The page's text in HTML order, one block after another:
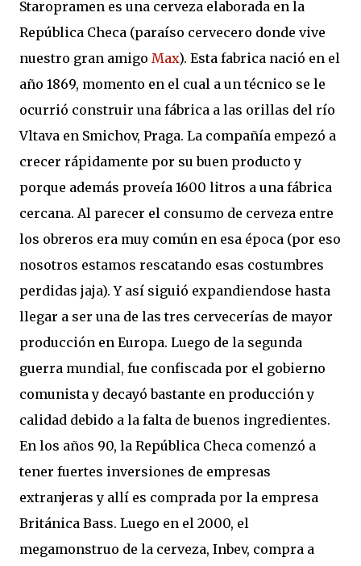
Staropramen es una cerveza elaborada en la
República Checa (paraíso cervecero donde vive
nuestro gran amigo Max). Esta fabrica nació en el
año 1869, momento en el cual a un técnico se le
ocurrió construir una fábrica a las orillas del río
Vltava en Smichov, Praga. La compañía empezó a
crecer rápidamente por su buen producto y
porque además proveía 1600 litros a una fábrica
cercana. Al parecer el consumo de cerveza entre
los obreros era muy común en esa época (por eso
nosotros estamos rescatando esas costumbres
perdidas jaja). Y así siguió expandiendose hasta
llegar a ser una de las tres cervecerías de mayor
producción en Europa. Luego de la segunda
guerra mundial, fue confiscada por el gobierno
comunista y decayó bastante en producción y
calidad debido a la falta de buenos ingredientes.
En los años 90, la República Checa comenzó a
tener fuertes inversiones de empresas
extranjeras y allí es comprada por la empresa
Británica Bass. Luego en el 2000, el
megamonstruo de la cerveza, Inbev, compra a